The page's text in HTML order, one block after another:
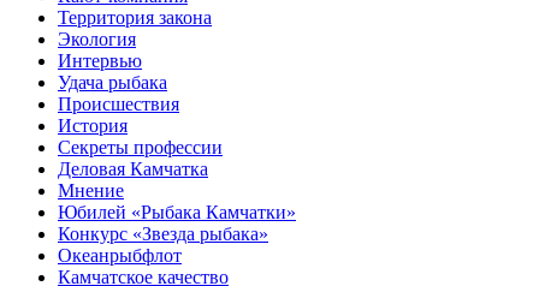
Территория закона
Экология
Интервью
Удача рыбака
Происшествия
История
Секреты профессии
Деловая Камчатка
Мнение
Юбилей «Рыбака Камчатки»
Конкурс «Звезда рыбака»
Океанрыбфлот
Камчатское качество